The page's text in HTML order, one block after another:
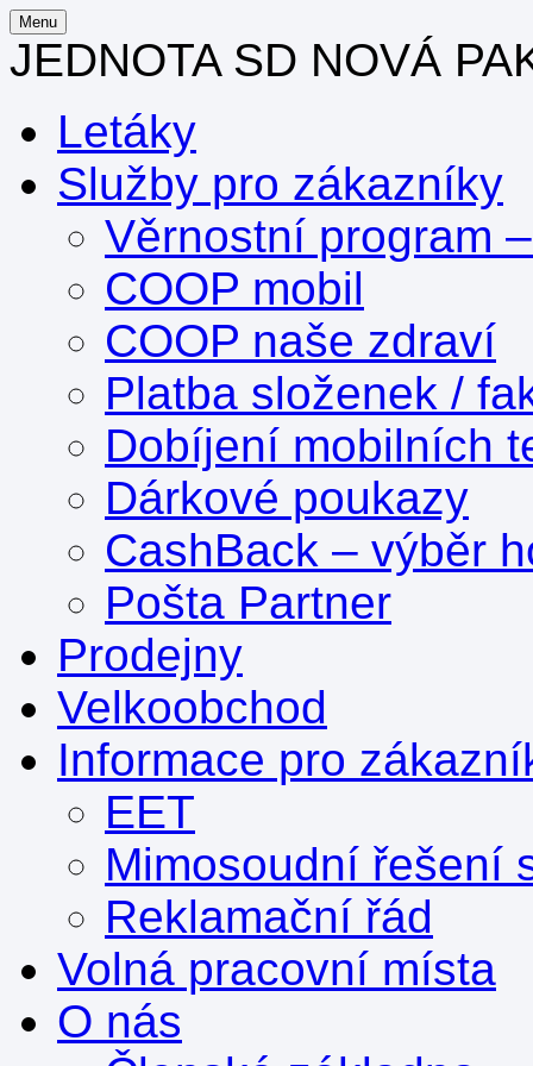
Menu
JEDNOTA SD NOVÁ
Letáky
Služby pro zákazníky
Věrnostní program
COOP mobil
COOP naše zdraví
Platba složenek /
Dobíjení mobilních
Dárkové poukazy
CashBack – výběr
Pošta Partner
Prodejny
Velkoobchod
Informace pro
EET
Mimosoudní řešení
Reklamační řád
Volná pracovní místa
O nás